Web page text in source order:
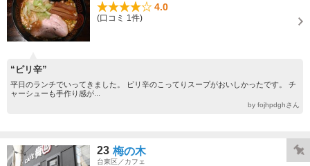
4.0
(口コミ 1件)
“ピリ辛”
平日のランチでいってきました。 ピリ辛のこってりスープがおいしかったです。 チ
ャーシューも手作り感が...
by fojhpdghさん
23 梅の木
台東区／カフェ